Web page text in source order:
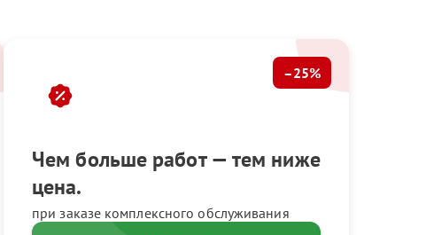
Чем больше работ — тем ниже
цена.
при заказе комплексного обслуживания
–25%